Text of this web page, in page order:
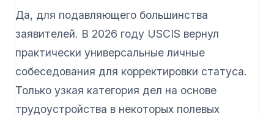
Да, для подавляющего большинства
заявителей. В 2026 году USCIS вернул
практически универсальные личные
собеседования для корректировки статуса.
Только узкая категория дел на основе
трудоустройства в некоторых полевых